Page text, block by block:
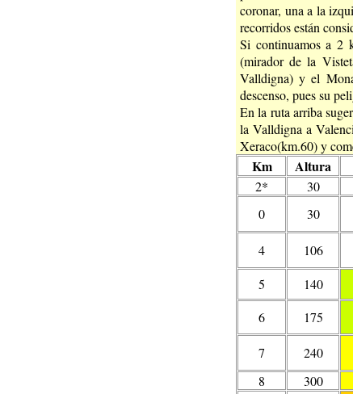
coronar, una a la
recorridos están
Si continuamos a 2
(mirador de la
Valldigna) y el
descenso, pues su
En la ruta arriba
la Valldigna a
Xeraco(km.60) y
Km Altura
2* 30
0
30
4
106
5
140
6 175
7 240
8
300